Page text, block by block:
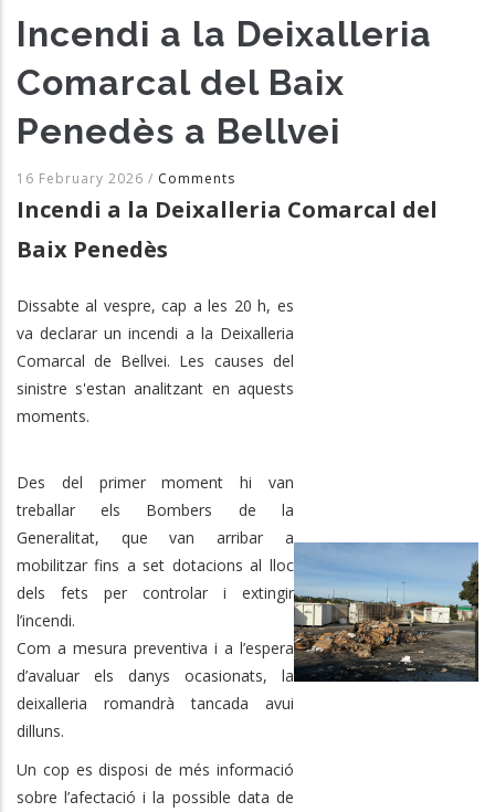
Incendi a la Deixalleria
Comarcal del Baix
Penedès a Bellvei
16 February 2026 / Comments
Incendi a la Deixalleria Comarcal del
Baix Penedès
Dissabte al vespre, cap a les 20 h, es
va declarar un incendi a la Deixalleria
Comarcal de Bellvei. Les causes del
sinistre s'estan analitzant en aquests
moments.
Des del primer moment hi van
treballar els Bombers de la
Generalitat, que van arribar a
mobilitzar fins a set dotacions al lloc
dels fets per controlar i extingir
l’incendi.
Com a mesura preventiva i a l’espera
d’avaluar els danys ocasionats, la
deixalleria romandrà tancada avui
dilluns.
Un cop es disposi de més informació
sobre l’afectació i la possible data de